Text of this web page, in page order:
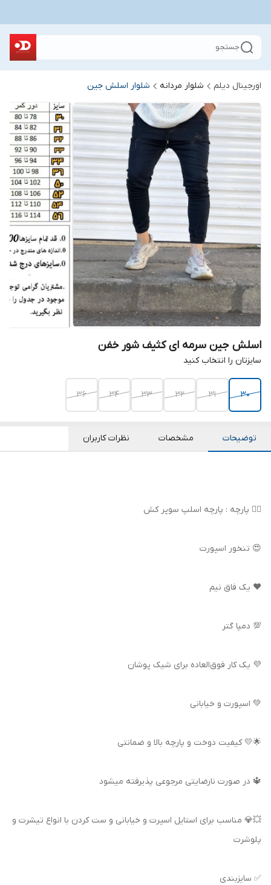
جستجو
اورجینال دیلم شلوار مردانه شلوار اسلش جین
اسلش جین سرمه ای کثیف شور خفن
سایزتان را انتخاب کنید
30
31
32
33
34
36
توضیحات مشخصات نظرات کاربران
👌🏻 پارچه : پارچه اسلپ سوپر کش
😍 تنخور اسپورت
❤️ یک فاق نیم
💯 دمپا گتر
💜 یک کار فوق‌العاده برای شیک پوشان
💚 اسپورت و خیابانی
🌟💛 کیفیت دوخت و پارچه بالا و ضمانتی
🔱 در صورت نارضایتی مرجوعی پذیرفته میشود
💥💎 مناسب برای استایل اسپرت و خیابانی و ست کردن با انواع تیشرت و
پلوشرت
✅ سایزبندی